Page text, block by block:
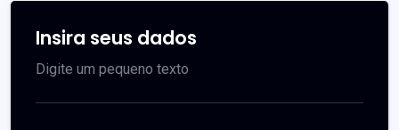
Insira seus dados
Digite um pequeno texto